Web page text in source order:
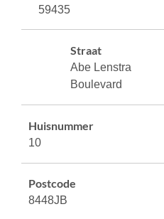
59435
Straat
Abe Lenstra
Boulevard
Huisnummer
10
Postcode
8448JB